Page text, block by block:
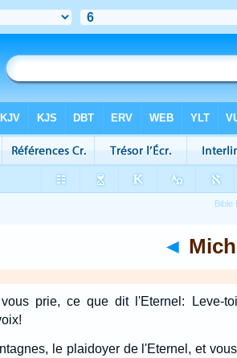
◄
prie, ce que dit l'Eternel: Leve-
le plaidoyer de l'Eternel, et